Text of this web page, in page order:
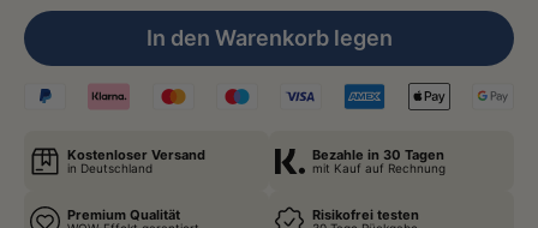
In den Warenkorb legen
Kostenloser Versand
in Deutschland
Bezahle in 30 Tagen
mit Kauf auf Rechnung
Premium Qualität Risikofrei testen